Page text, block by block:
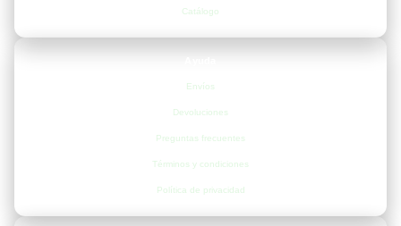
Catálogo
Envíos
Devoluciones
Preguntas frecuentes
Términos y condiciones
Política de privacidad